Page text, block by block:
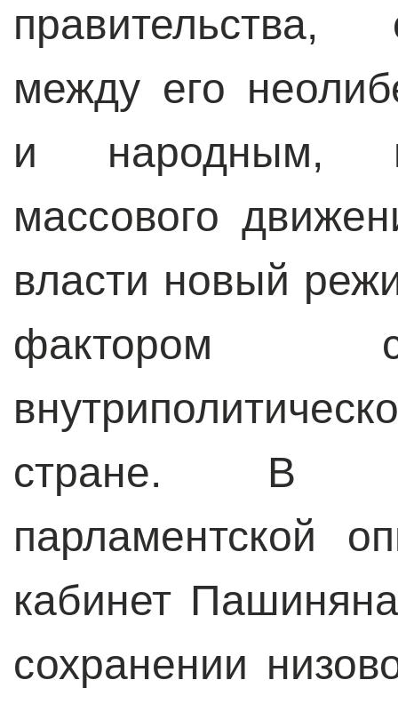
правительства,
между его
и народным,
массового
власти новый
фактором
стране. В
парламентской
кабинет
сохранении